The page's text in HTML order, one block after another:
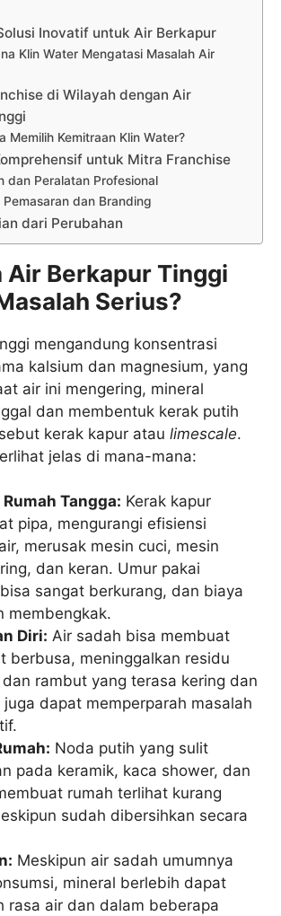
Inovatif untuk Air Berkapur
Klin Water Mengatasi Masalah Air
di Wilayah dengan Air
Memilih Kemitraan Klin Water?
untuk Mitra Franchise
dan Peralatan Profesional
dan Branding
dari Perubahan
Air Berkapur Tinggi
Serius?
mengandung konsentrasi
kalsium dan magnesium, yang
air ini mengering, mineral
dan membentuk kerak putih
kerak kapur atau limescale.
jelas di mana-mana:
Tangga: Kerak kapur
pipa, mengurangi efisiensi
merusak mesin cuci, mesin
dan keran. Umur pakai
sangat berkurang, dan biaya
membengkak.
Diri: Air sadah bisa membuat
berbusa, meninggalkan residu
rambut yang terasa kering dan
juga dapat memperparah masalah
Noda putih yang sulit
pada keramik, kaca shower, dan
rumah terlihat kurang
sudah dibersihkan secara
Meskipun air sadah umumnya
mineral berlebih dapat
rasa air dan dalam beberapa